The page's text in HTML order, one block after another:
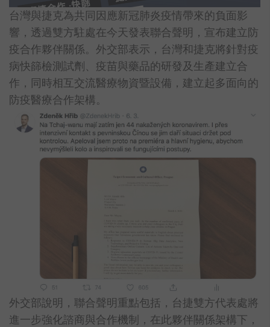
台灣與捷克為共同因應新冠肺炎疫情帶來的負面影
響，透過雙方駐處在今天發表聯合聲明，宣布建立防
疫合作夥伴關係。外交部表示，台灣和捷克將針對疫
病快篩檢測試劑、疫苗與藥品的研發及生產建立合
作，同時相互交流醫療物資暨設備，建立起多面向的
防疫醫療合作架構。
外交部說明，聯合聲明重點包括，台捷雙方代表處將
進一步強化諮商與合作機制，在此夥伴關係架構下，